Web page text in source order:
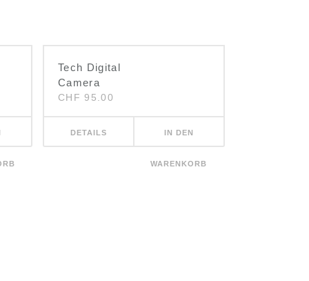
Tech Digital
Camera
CHF 95.00
DETAILS IN DEN
WARENKORB